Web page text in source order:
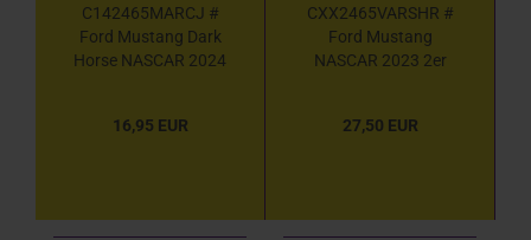
C142465MARCJ #
Ford Mustang Dark
Horse NASCAR 2024
Tractors Black "
16,95 EUR
CXX2465VARSHR #
Ford Mustang
NASCAR 2023 2er
Tribute / Chase
27,50 EUR